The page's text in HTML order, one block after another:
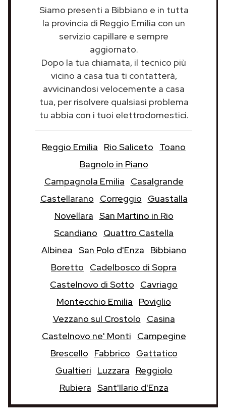
Siamo presenti a Bibbiano e in tutta
la provincia di Reggio Emilia con un
servizio capillare e sempre
aggiornato.
Dopo la tua chiamata, il tecnico più
vicino a casa tua ti contatterà,
avvicinandosi velocemente a casa
tua, per risolvere qualsiasi problema
tu abbia con i tuoi elettrodomestici.
Reggio Emilia Rio Saliceto
Toano
Bagnolo in Piano
Campagnola Emilia
Casalgrande
Castellarano
Correggio
Guastalla
Novellara San Martino in Rio
Scandiano
Quattro Castella
Albinea San Polo d'Enza
Bibbiano
Boretto
Cadelbosco di Sopra
Castelnovo di Sotto
Cavriago
Montecchio Emilia
Poviglio
Vezzano sul Crostolo
Casina
Castelnovo ne' Monti
Campegine
Brescello
Fabbrico
Gattatico
Gualtieri
Luzzara
Reggiolo
Rubiera Sant'Ilario d'Enza